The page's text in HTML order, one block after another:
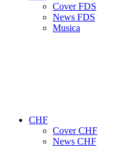
Cover FDS
News FDS
Musica
CHF
Cover CHF
News CHF